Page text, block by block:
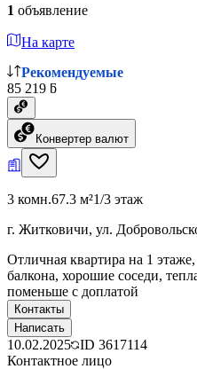
1 объявление
На карте
Рекомендуемые
85 219 ƃ
Конвертер валют
3 комн.67.3 м²1/3 этаж
г. Житковичи, ул.
Отличная квартира на 1
балкона, хорошие соседи,
поменьше с доплатой
Контакты
Написать
10.02.2025 ID 3617114
Контактное лицо